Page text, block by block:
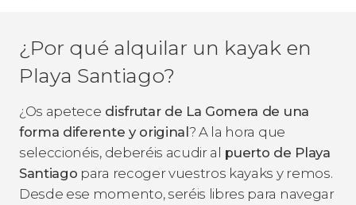
¿Por qué alquilar un kayak en
Playa Santiago?
¿Os apetece disfrutar de La Gomera de una
forma diferente y original? A la hora que
seleccionéis, deberéis acudir al puerto de Playa
Santiago para recoger vuestros kayaks y remos.
Desde ese momento, seréis libres para navegar